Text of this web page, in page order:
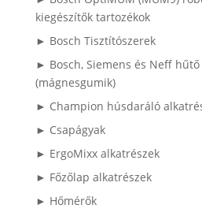
kiegészítők tartozékok
► Bosch Tisztítószerek
► Bosch, Siemens és Neff
(mágnesgumik)
► Champion húsdaráló
► Csapágyak
► ErgoMixx alkatrészek
► Főzőlap alkatrészek
► Hőmérők